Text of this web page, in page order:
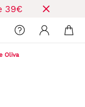
39€
Oliva